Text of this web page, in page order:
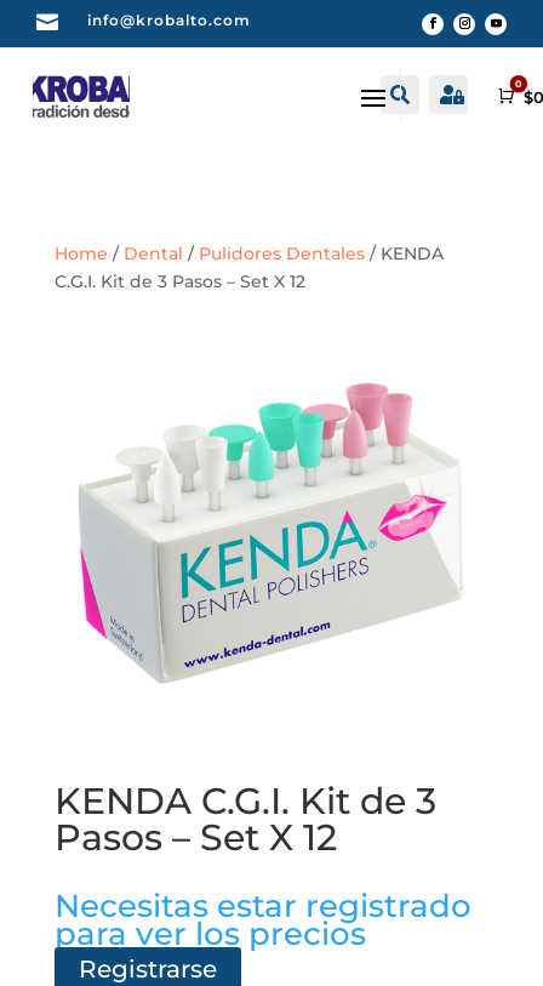
 info@krobalto.com
 Buscar
 Cuenta
0
$
Home / Dental / Pulidores Dentales/ KENDA
C.G.I. Kit de 3 Pasos – Set X 12
KENDA C.G.I. Kit de 3
Pasos – Set X 12
Necesitas estar registrado
para ver los precios
Registrarse